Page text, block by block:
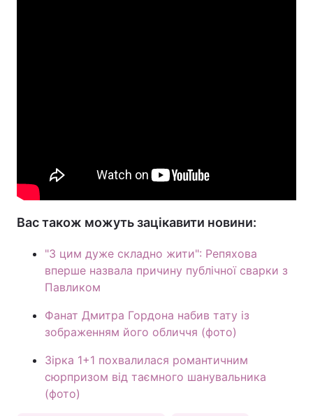
Вас також можуть зацікавити новини:
"З цим дуже складно жити": Репяхова
вперше назвала причину публічної сварки з
Павликом
Фанат Дмитра Гордона набив тату із
зображенням його обличчя (фото)
Зірка 1+1 похвалилася романтичним
сюрпризом від таємного шанувальника
(фото)